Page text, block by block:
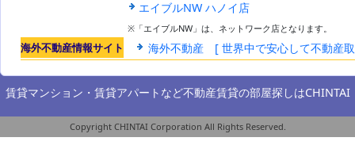
エイブルNW ハノイ店
※「エイブルNW」は、ネットワーク店となります。
海外不動産情報サイト 海外不動産 [ 世界中で安心して不動産
賃貸マンション・賃貸アパートなど不動産賃貸の部屋探しはCHINTAI
Copyright CHINTAI Corporation All Rights Reserved.